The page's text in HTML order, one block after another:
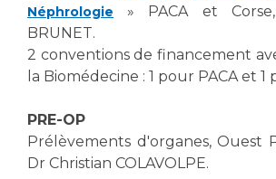
Néphrologie » PACA et
BRUNET.
2 conventions de financement
la Biomédecine : 1 pour PACA et 1
PRE-OP
Prélèvements d'organes, Ouest
Dr Christian COLAVOLPE.